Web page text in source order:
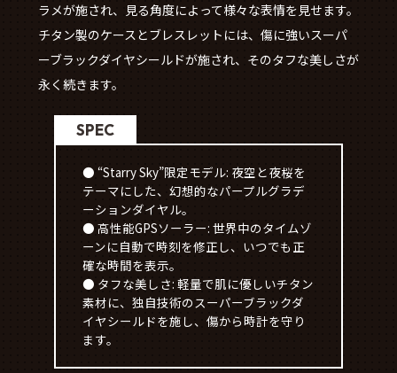
ラメが施され、見る角度によって様々な表情を見せます。
チタン製のケースとブレスレットには、傷に強いスーパ
ーブラックダイヤシールドが施され、そのタフな美しさが
永く続きます。
SPEC
● “Starry Sky”限定モデル: 夜空と夜桜を
テーマにした、幻想的なパープルグラデ
ーションダイヤル。
● 高性能GPSソーラー: 世界中のタイムゾ
ーンに自動で時刻を修正し、いつでも正
確な時間を表示。
● タフな美しさ: 軽量で肌に優しいチタン
素材に、独自技術のスーパーブラックダ
イヤシールドを施し、傷から時計を守り
ます。